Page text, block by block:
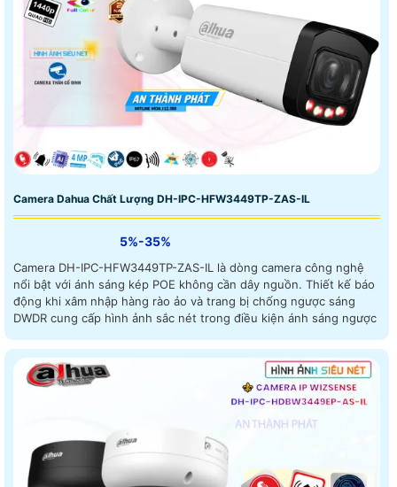
Camera Dahua Chất Lượng DH-IPC-HFW3449TP-ZAS-IL
5%-35%
Camera DH-IPC-HFW3449TP-ZAS-IL là dòng camera công nghệ
nổi bật với ánh sáng kép POE không cần dây nguồn. Thiết kế báo
động khi xâm nhập hàng rào ảo và trang bị chống ngược sáng
DWDR cung cấp hình ảnh sắc nét trong điều kiện ánh sáng ngược